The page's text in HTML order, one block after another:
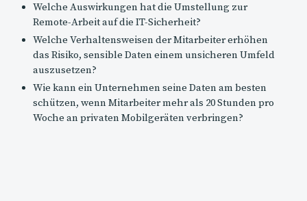
Welche Auswirkungen hat die Umstellung zur
Remote-Arbeit auf die IT-Sicherheit?
Welche Verhaltensweisen der Mitarbeiter erhöhen
das Risiko, sensible Daten einem unsicheren Umfeld
auszusetzen?
Wie kann ein Unternehmen seine Daten am besten
schützen, wenn Mitarbeiter mehr als 20 Stunden pro
Woche an privaten Mobilgeräten verbringen?